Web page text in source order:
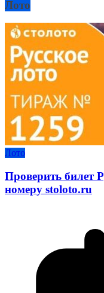
Лото
Лото
Проверить билет
номеру stoloto.ru